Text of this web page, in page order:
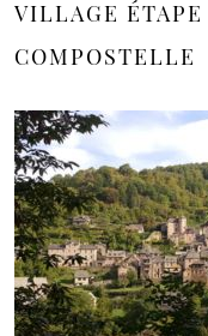
VILLAGE
COMPOSTELLE